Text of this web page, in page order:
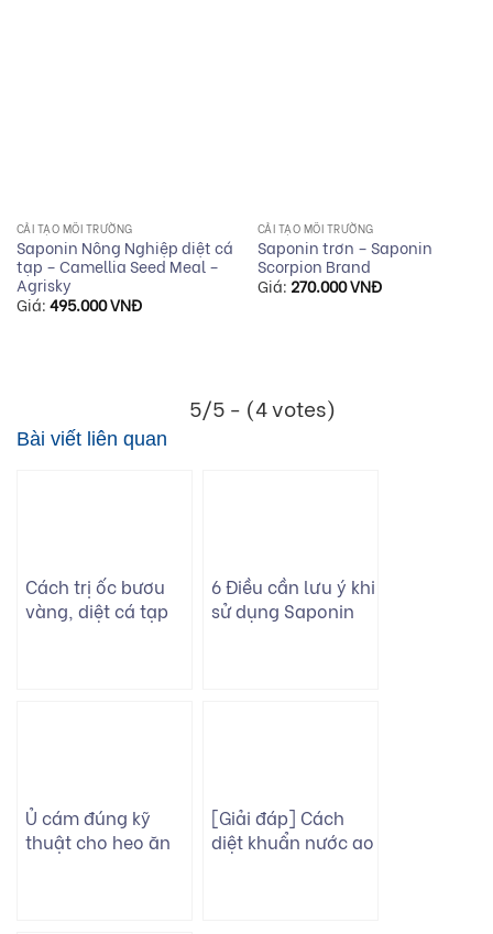
CẢI TẠO MÔI TRƯỜNG
Saponin Nông Nghiệp diệt cá
tạp – Camellia Seed Meal –
Agrisky
Giá: 495.000VNĐ
CẢI TẠO MÔI TRƯỜNG
Saponin trơn – Saponin
Scorpion Brand
Giá: 270.000VNĐ
5/5 - (4 votes)
Bài viết liên quan
Cách trị ốc bươu
vàng, diệt cá tạp
6 Điều cần lưu ý khi
sử dụng Saponin
Ủ cám đúng kỹ
thuật cho heo ăn
[Giải đáp] Cách
diệt khuẩn nước ao